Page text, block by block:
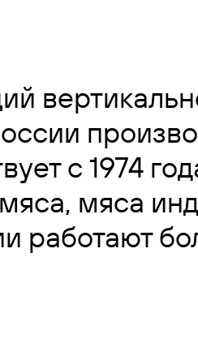
с 1974
мяса
работают